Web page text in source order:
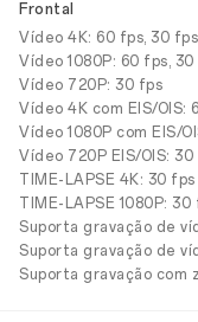
Frontal
Vídeo 4K: 60 fps, 30 fps
Vídeo 1080P: 60 fps, 30
Vídeo 720P: 30 fps
Vídeo 4K com EIS/OIS:
Vídeo 1080P com EIS/
Vídeo 720P EIS/OIS:
TIME-LAPSE 4K: 30 fps
TIME-LAPSE 1080P: 30
Suporta gravação de
Suporta gravação de
Suporta gravação com